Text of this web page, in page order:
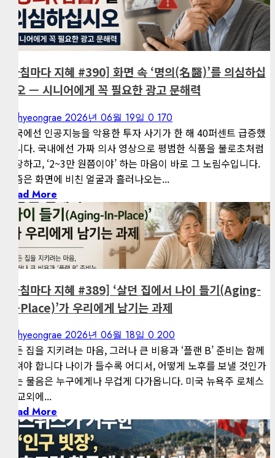
게재된 글
아침마다 지혜
[아침마다 지혜 #390] 화면 속 ‘명의(名醫)’를 의심하십
시오 — 시니어에게 꼭 필요한 광고 문해력
kimhyeongrae 2026년 06월 19일 0 170
영국에선 인공지능을 악용한 투자 사기가 한 해 40퍼센트 급증했
습니다. 국내에선 가짜 의사 영상으로 평범한 식품을 불로초처럼
포장하고, ‘2~3만 원쯤이야’ 하는 마음이 바로 그 노림수입니다.
요즘은 화면에 비친 얼굴과 흘러나오는...
Read More
1 minute read
게재된 글
아침마다 지혜
[아침마다 지혜 #389] ‘살던 집에서 나이 들기(Aging-
In-Place)’가 우리에게 남기는 과제
kimhyeongrae 2026년 06월 18일 0 200
정든 집을 지키려는 마음, 그러나 큰 비용과 ‘플랜 B’ 준비는 함께
따져야 합니다 나이가 들수록 어디서, 어떻게 노후를 보낼 것인가
하는 물음은 누구에게나 무겁게 다가옵니다. 미국 뉴욕주 로체스
터 교외에...
Read More
1 minute read
게재된 글